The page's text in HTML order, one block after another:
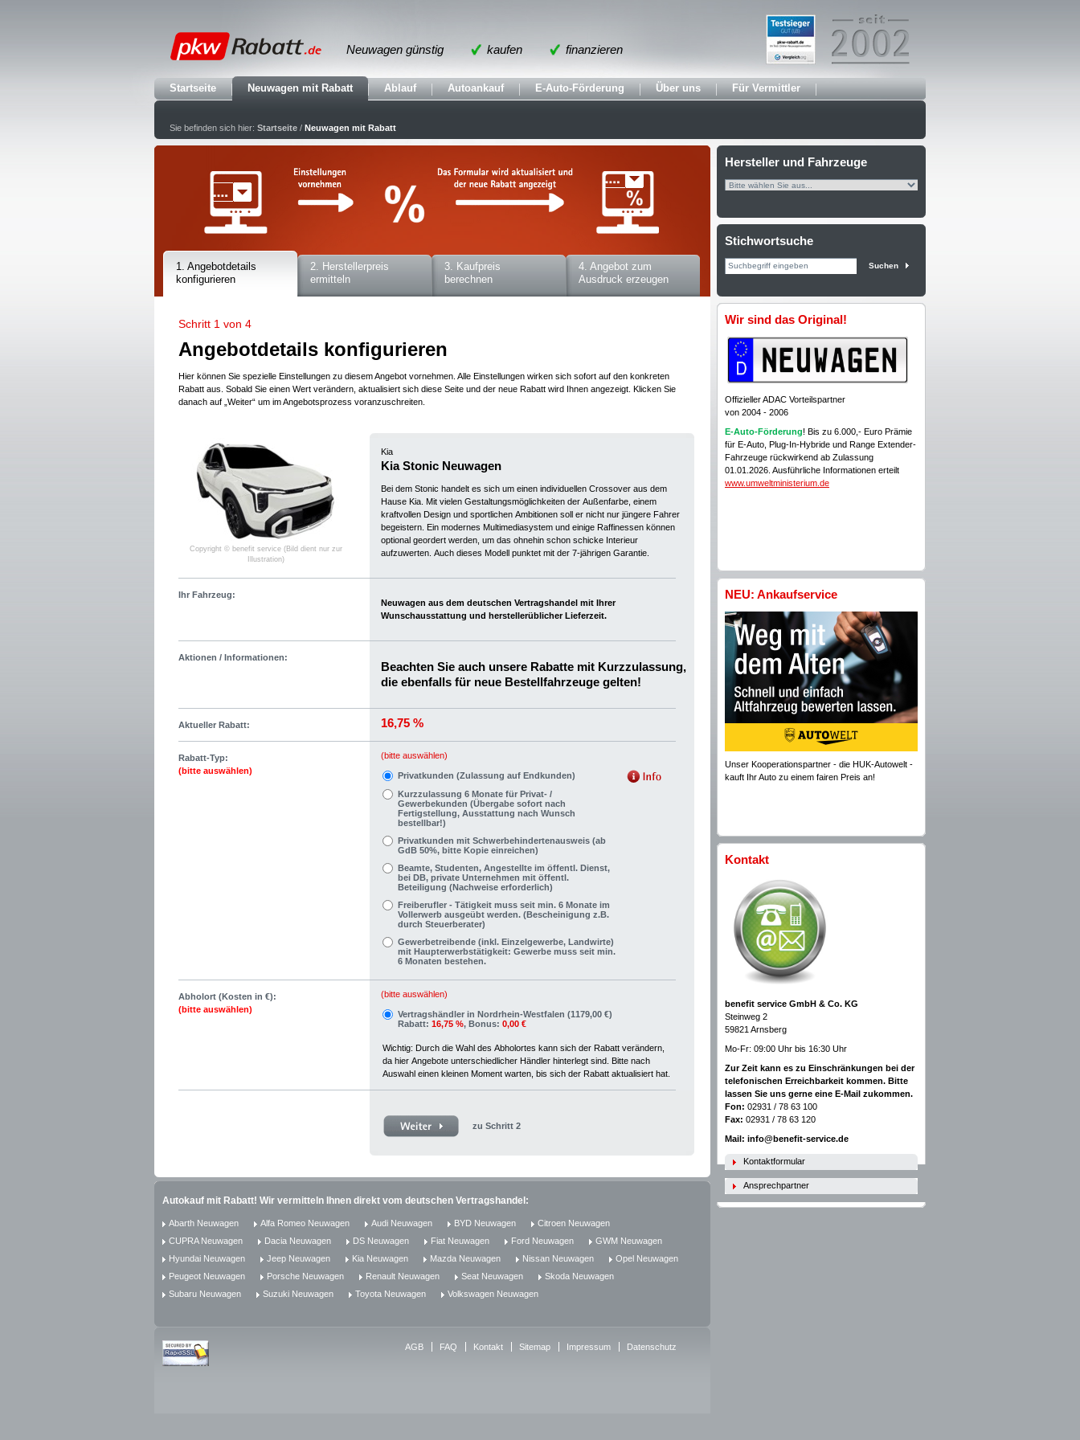
Neuwagen günstig kaufen finanzieren
Startseite Neuwagen mit Rabatt Ablauf Autoankauf E-Auto-Förderung Über uns Für Vermittler
Sie befinden sich hier: Startseite / Neuwagen mit Rabatt
1. Angebotdetails
konfigurieren
2. Herstellerpreis
ermitteln
3. Kaufpreis
berechnen
4. Angebot zum
Ausdruck erzeugen
Schritt 1 von 4
Angebotdetails konfigurieren
Hier können Sie spezielle Einstellungen zu diesem Angebot vornehmen. Alle Einstellungen wirken sich sofort auf den konkreten
Rabatt aus. Sobald Sie einen Wert verändern, aktualisiert sich diese Seite und der neue Rabatt wird Ihnen angezeigt. Klicken Sie
danach auf „Weiter“ um im Angebotsprozess voranzuschreiten.
Copyright © benefit service (Bild dient nur zur
Illustration)
Kia
Kia Stonic Neuwagen
Bei dem Stonic handelt es sich um einen individuellen Crossover aus dem
Hause Kia. Mit vielen Gestaltungsmöglichkeiten der Außenfarbe, einem
kraftvollen Design und sportlichen Ambitionen soll er nicht nur jüngere Fahrer
begeistern. Ein modernes Multimediasystem und einige Raffinessen können
optional geordert werden, um das ohnehin schon schicke Interieur
aufzuwerten. Auch dieses Modell punktet mit der 7-jährigen Garantie.
Ihr Fahrzeug:
Neuwagen aus dem deutschen Vertragshandel mit Ihrer
Wunschausstattung und herstellerüblicher Lieferzeit.
Aktionen / Informationen:
Beachten Sie auch unsere Rabatte mit Kurzzulassung,
die ebenfalls für neue Bestellfahrzeuge gelten!
Aktueller Rabatt: 16,75 %
Rabatt-Typ:
(bitte auswählen)
(bitte auswählen)
Privatkunden (Zulassung auf Endkunden)
Kurzzulassung 6 Monate für Privat- /
Gewerbekunden (Übergabe sofort nach
Fertigstellung, Ausstattung nach Wunsch
bestellbar!)
Privatkunden mit Schwerbehindertenausweis (ab
GdB 50%, bitte Kopie einreichen)
Beamte, Studenten, Angestellte im öffentl. Dienst,
bei DB, private Unternehmen mit öffentl.
Beteiligung (Nachweise erforderlich)
Freiberufler - Tätigkeit muss seit min. 6 Monate im
Vollerwerb ausgeübt werden. (Bescheinigung z.B.
durch Steuerberater)
Gewerbetreibende (inkl. Einzelgewerbe, Landwirte)
mit Haupterwerbstätigkeit: Gewerbe muss seit min.
6 Monaten bestehen.
Abholort (Kosten in €):
(bitte auswählen)
(bitte auswählen)
Vertragshändler in Nordrhein-Westfalen (1179,00 €)
Rabatt: 16,75 %, Bonus: 0,00 €
Wichtig: Durch die Wahl des Abholortes kann sich der Rabatt verändern,
da hier Angebote unterschiedlicher Händler hinterlegt sind. Bitte nach
Auswahl einen kleinen Moment warten, bis sich der Rabatt aktualisiert hat.
zu Schritt 2
Autokauf mit Rabatt! Wir vermitteln Ihnen direkt vom deutschen Vertragshandel:
Abarth Neuwagen Alfa Romeo Neuwagen Audi Neuwagen BYD Neuwagen
Citroen Neuwagen
CUPRA Neuwagen
Dacia Neuwagen DS Neuwagen Fiat Neuwagen Ford Neuwagen
GWM Neuwagen
Hyundai Neuwagen
Jeep Neuwagen Kia Neuwagen Mazda Neuwagen Nissan Neuwagen
Opel Neuwagen
Peugeot Neuwagen
Porsche Neuwagen Renault Neuwagen Seat Neuwagen
Skoda Neuwagen
Subaru Neuwagen
Suzuki Neuwagen Toyota Neuwagen Volkswagen Neuwagen
AGB FAQ Kontakt Sitemap Impressum Datenschutz
Hersteller und Fahrzeuge
Stichwortsuche
Suchen
Wir sind das Original!
Offizieller ADAC Vorteilspartner
von 2004 - 2006
E-Auto-Förderung! Bis zu 6.000,- Euro Prämie
für E-Auto, Plug-In-Hybride und Range Extender-
Fahrzeuge rückwirkend ab Zulassung
01.01.2026. Ausführliche Informationen erteilt
www.umweltministerium.de
NEU: Ankaufservice
Unser Kooperationspartner - die HUK-Autowelt -
kauft Ihr Auto zu einem fairen Preis an!
Kontakt
benefit service GmbH & Co. KG
Steinweg 2
59821 Arnsberg
Mo-Fr: 09:00 Uhr bis 16:30 Uhr
Zur Zeit kann es zu Einschränkungen bei der
telefonischen Erreichbarkeit kommen. Bitte
lassen Sie uns gerne eine E-Mail zukommen.
Fon: 02931 / 78 63 100
Fax: 02931 / 78 63 120
Mail: info@benefit-service.de
Kontaktformular
Ansprechpartner